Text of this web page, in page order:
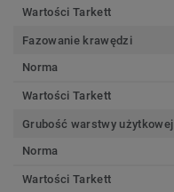
Wartości Tarkett
Fazowanie krawędzi
Norma
Wartości Tarkett
Grubość warstwy użytkowej
Norma
Wartości Tarkett